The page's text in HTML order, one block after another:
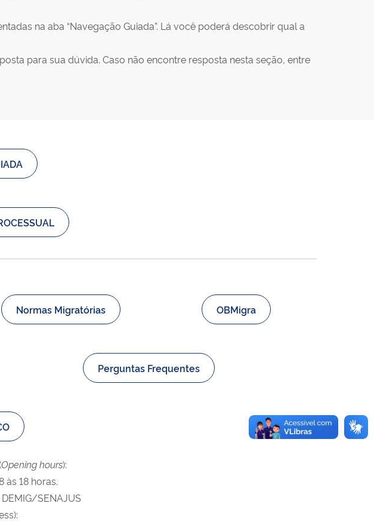
na aba “Navegação Guiada”. Lá você poderá descobrir qual a
para sua dúvida. Caso não encontre resposta nesta seção, entre
Normas Migratórias OBMigra
Perguntas Frequentes
Opening hours):
às 18 horas.
SENAJUS